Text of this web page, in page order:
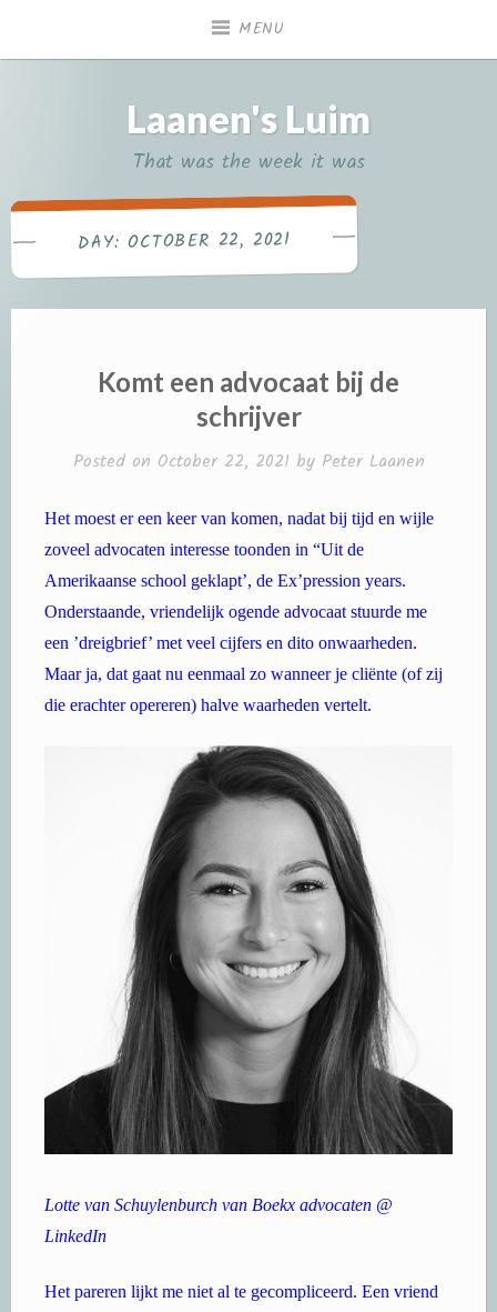
MENU
Laanen's Luim
That was the week it was
DAY:OCTOBER 22, 2021
Komt een advocaat bij de
schrijver
Posted on October 22, 2021 by Peter Laanen
Het moest er een keer van komen, nadat bij tijd en wijle
zoveel advocaten interesse toonden in “Uit de
Amerikaanse school geklapt’, de Ex’pression years.
Onderstaande, vriendelijk ogende advocaat stuurde me
een ’dreigbrief’ met veel cijfers en dito onwaarheden.
Maar ja, dat gaat nu eenmaal zo wanneer je cliënte (of zij
die erachter opereren) halve waarheden vertelt.
Lotte van Schuylenburch van Boekx advocaten @
LinkedIn
Het pareren lijkt me niet al te gecompliceerd. Een vriend